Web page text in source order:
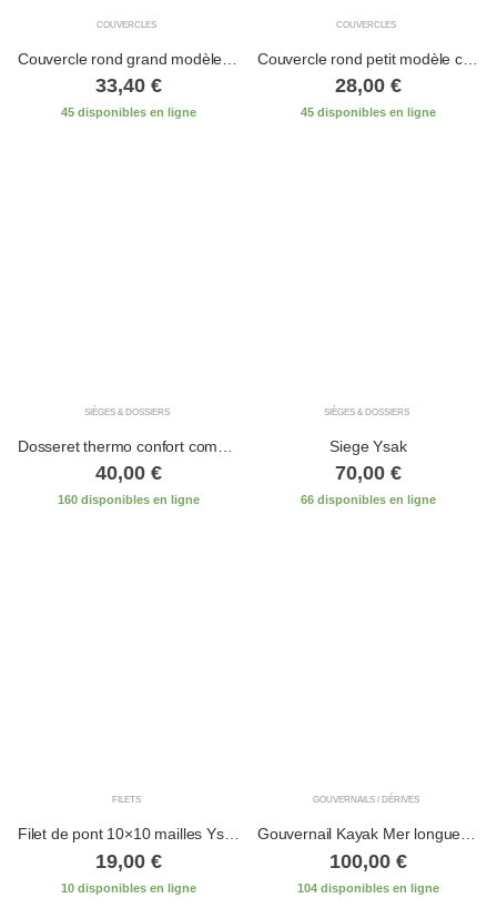
COUVERCLES
Couvercle rond grand modèle caoutchouc D.24 cm
33,40 €
45 disponibles en ligne
COUVERCLES
Couvercle rond petit modèle caoutchouc D.20 cm
28,00 €
45 disponibles en ligne
SIÈGES & DOSSIERS
Dosseret thermo confort complet
40,00 €
160 disponibles en ligne
SIÈGES & DOSSIERS
Siege Ysak
70,00 €
66 disponibles en ligne
FILETS
Filet de pont 10×10 mailles Ysak Brio complet
19,00 €
10 disponibles en ligne
GOUVERNAILS / DÉRIVES
Gouvernail Kayak Mer longue tige / longue pale pour k2
100,00 €
104 disponibles en ligne